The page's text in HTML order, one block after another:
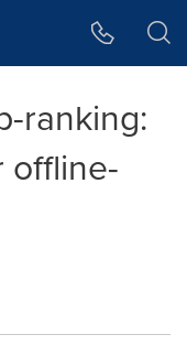
ranking:
offline-